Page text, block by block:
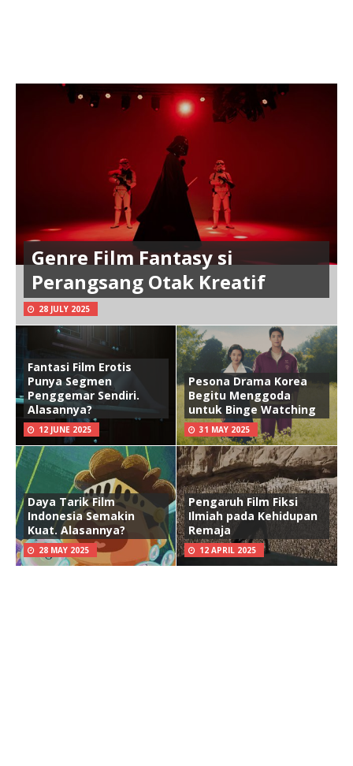
Genre Film Fantasy si
Perangsang Otak Kreatif
28 JULY 2025
Fantasi Film Erotis
Punya Segmen
Penggemar Sendiri.
Alasannya?
12 JUNE 2025
Pesona Drama Korea
Begitu Menggoda
untuk Binge Watching
31 MAY 2025
Daya Tarik Film
Indonesia Semakin
Kuat. Alasannya?
28 MAY 2025
Pengaruh Film Fiksi
Ilmiah pada Kehidupan
Remaja
12 APRIL 2025